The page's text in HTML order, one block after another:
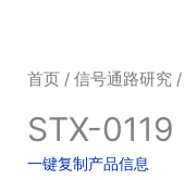
首页/ 信号通路研究/
STX-0119
一键复制产品信息